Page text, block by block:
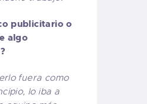
publicitario o
algo
fuera como
lo iba a